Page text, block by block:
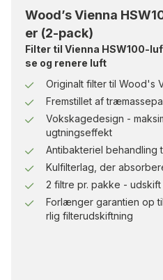
Wood’s Vienna HSW100
lang levetid og sikker
på warranty-woods.com
gang om året forlænger
Hvis du vil undgå
vælge Wood’s Vienna
svenskproduceret,
luftfugter, der er designet
og professionelle miljøer.
Wood’s Vienna
er (2-pack)
Filter til Vienna HSW100-
se og renere luft
Originalt filter til Wood's
Fremstillet af
Vokskagedesign -
ugtningseffekt
Antibakteriel behandling
Kulfilterlag, der
2 filtre pr. pakke -
Forlænger garantien op
rlig filterudskiftning